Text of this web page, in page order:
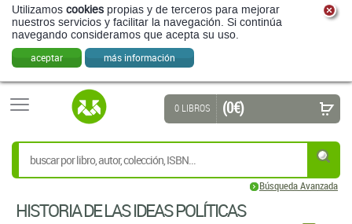
Utilizamos cookies propias y de terceros para mejorar
nuestros servicios y facilitar la navegación. Si continúa
navegando consideramos que acepta su uso.
aceptar más información
Búsqueda Avanzada
0 LIBROS (0 €)
HISTORIA DE LAS IDEAS POLÍTICAS